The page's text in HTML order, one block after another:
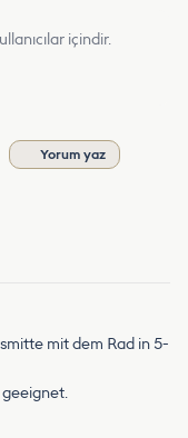
içindir.
Yorum yaz
mit dem Rad in 5-